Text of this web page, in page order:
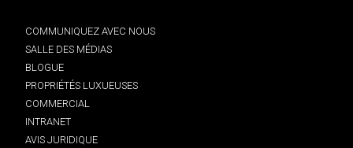
COMMUNIQUEZ AVEC NOUS
SALLE DES MÉDIAS
BLOGUE
PROPRIÉTÉS LUXUEUSES
COMMERCIAL
INTRANET
AVIS JURIDIQUE